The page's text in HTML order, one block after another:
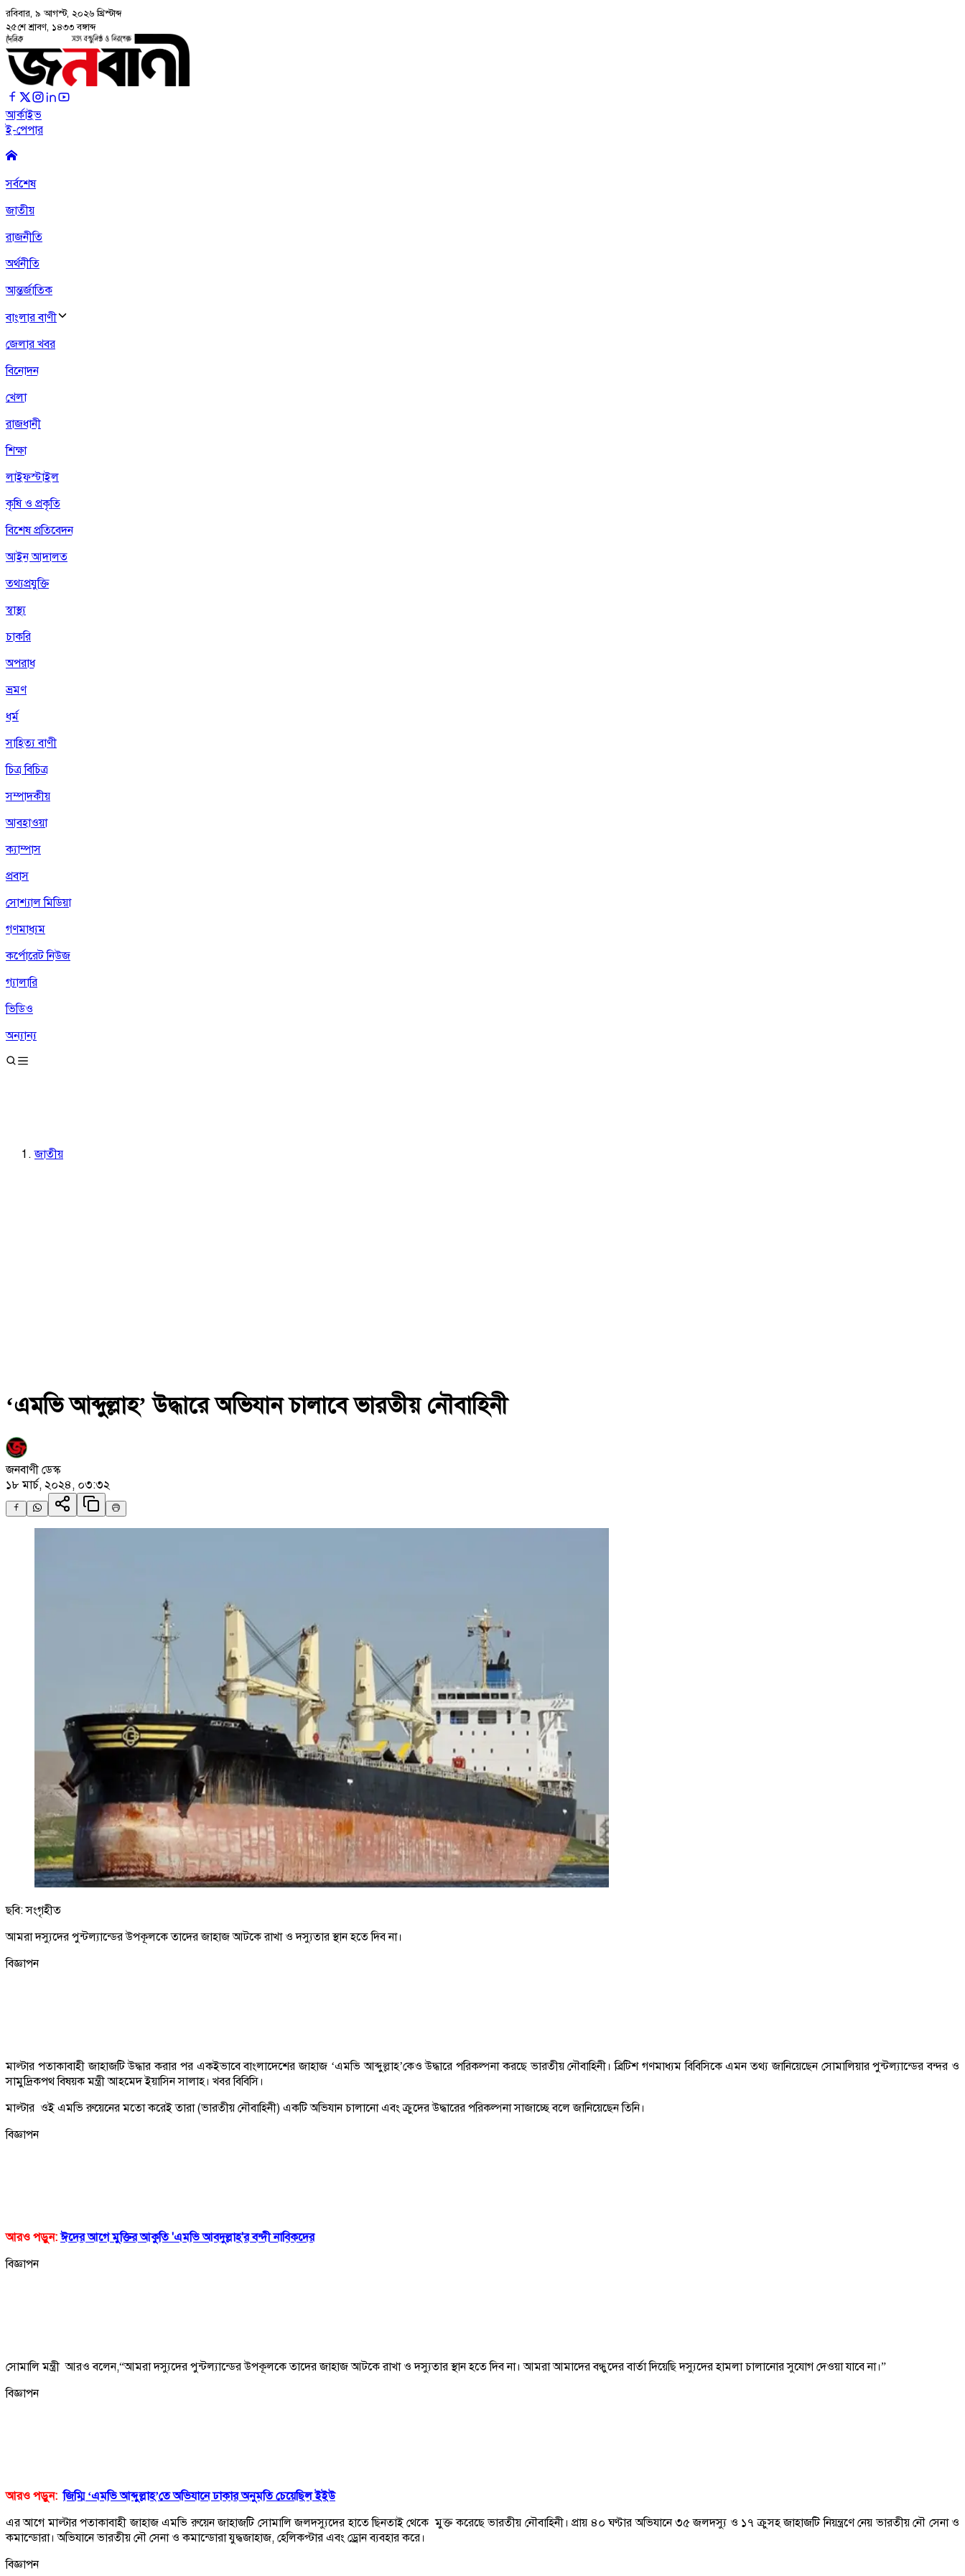
রবিবার, ৯ আগস্ট, ২০২৬ খ্রিস্টাব্দ
২৫শে শ্রাবণ, ১৪৩৩ বঙ্গাব্দ
আর্কাইভ
ই-পেপার
সর্বশেষ
জাতীয়
রাজনীতি
অর্থনীতি
আন্তর্জাতিক
বাংলার বাণী
জেলার খবর
বিনোদন
খেলা
রাজধানী
শিক্ষা
লাইফস্টাইল
কৃষি ও প্রকৃতি
বিশেষ প্রতিবেদন
আইন আদালত
তথ্যপ্রযুক্তি
স্বাস্থ্য
চাকরি
অপরাধ
ভ্রমণ
ধর্ম
সাহিত্য বাণী
চিত্র বিচিত্র
সম্পাদকীয়
আবহাওয়া
ক্যাম্পাস
প্রবাস
সোশ্যাল মিডিয়া
গণমাধ্যম
কর্পোরেট নিউজ
গ্যালারি
ভিডিও
অন্যান্য
জাতীয়
‘এমভি আব্দুল্লাহ’ উদ্ধারে অভিযান চালাবে ভারতীয় নৌবাহিনী
জনবাণী ডেস্ক
১৮ মার্চ, ২০২৪, ০৩:৩২
ছবি: সংগৃহীত
আমরা দস্যুদের পুন্টল্যান্ডের উপকূলকে তাদের জাহাজ আটকে রাখা ও দস্যুতার স্থান হতে দিব না।
বিজ্ঞাপন
মাল্টার পতাকাবাহী জাহাজটি উদ্ধার করার পর একইভাবে বাংলাদেশের জাহাজ ‘এমভি আব্দুল্লাহ’কেও উদ্ধারে পরিকল্পনা করছে ভারতীয় নৌবাহিনী। ব্রিটিশ গণমাধ্যম বিবিসিকে এমন তথ্য জানিয়েছেন সোমালিয়ার পুন্টল্যান্ডের বন্দর ও
সামুদ্রিকপথ বিষয়ক মন্ত্রী আহমেদ ইয়াসিন সালাহ। খবর বিবিসি।
মাল্টার ওই এমভি রুয়েনের মতো করেই তারা (ভারতীয় নৌবাহিনী) একটি অভিযান চালানো এবং ক্রুদের উদ্ধারের পরিকল্পনা সাজাচ্ছে বলে জানিয়েছেন তিনি।
বিজ্ঞাপন
আরও পড়ুন: ঈদের আগে মুক্তির আকুতি 'এমভি আবদুল্লাহ'র বন্দী নাবিকদের
বিজ্ঞাপন
সোমালি মন্ত্রী আরও বলেন,“আমরা দস্যুদের পুন্টল্যান্ডের উপকূলকে তাদের জাহাজ আটকে রাখা ও দস্যুতার স্থান হতে দিব না। আমরা আমাদের বন্ধুদের বার্তা দিয়েছি দস্যুদের হামলা চালানোর সুযোগ দেওয়া যাবে না।”
বিজ্ঞাপন
আরও পড়ুন: জিম্মি ‘এমভি আব্দুল্লাহ’তে অভিযানে ঢাকার অনুমতি চেয়েছিল ইইউ
এর আগে মাল্টার পতাকাবাহী জাহাজ এমভি রুয়েন জাহাজটি সোমালি জলদস্যুদের হাতে ছিনতাই থেকে মুক্ত করেছে ভারতীয় নৌবাহিনী। প্রায় ৪০ ঘণ্টার অভিযানে ৩৫ জলদস্যু ও ১৭ ক্রুসহ জাহাজটি নিয়ন্ত্রণে নেয় ভারতীয় নৌ সেনা ও
কমান্ডোরা। অভিযানে ভারতীয় নৌ সেনা ও কমান্ডোরা যুদ্ধজাহাজ, হেলিকপ্টার এবং ড্রোন ব্যবহার করে।
বিজ্ঞাপন